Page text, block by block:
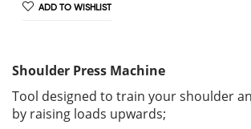
ADD TO WISHLIST
Shoulder Press Machine
Tool designed to train your shoulder
by raising loads upwards;